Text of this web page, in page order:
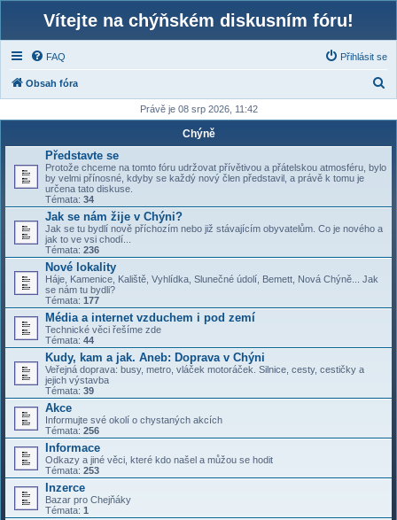
Vítejte na chýňském diskusním fóru!
FAQ Přihlásit se
Obsah fóra
d
Právě je 08 srp 2026, 11:42
Chýně
Představte se
Protože chceme na tomto fóru udržovat přívětivou a přátelskou atmosféru, bylo
by velmi přínosné, kdyby se každý nový člen představil, a právě k tomu je
určena tato diskuse.
Témata: 34
Jak se nám žije v Chýni?
Jak se tu bydlí nově příchozím nebo již stávajícím obyvatelům. Co je nového a
jak to ve vsi chodí...
Témata: 236
Nové lokality
Háje, Kamenice, Kaliště, Vyhlídka, Slunečné údolí, Bemett, Nová Chýně... Jak
se nám tu bydli?
Témata: 177
Média a internet vzduchem i pod zemí
Technické věci řešíme zde
Témata: 44
Kudy, kam a jak. Aneb: Doprava v Chýni
Veřejná doprava: busy, metro, vláček motoráček. Silnice, cesty, cestičky a
jejich výstavba
Témata: 39
Akce
Informujte své okolí o chystaných akcích
Témata: 256
Informace
Odkazy a jiné věci, které kdo našel a můžou se hodit
Témata: 253
Inzerce
Bazar pro Chejňáky
Témata: 1